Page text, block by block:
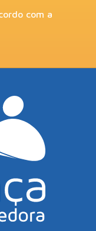
com a